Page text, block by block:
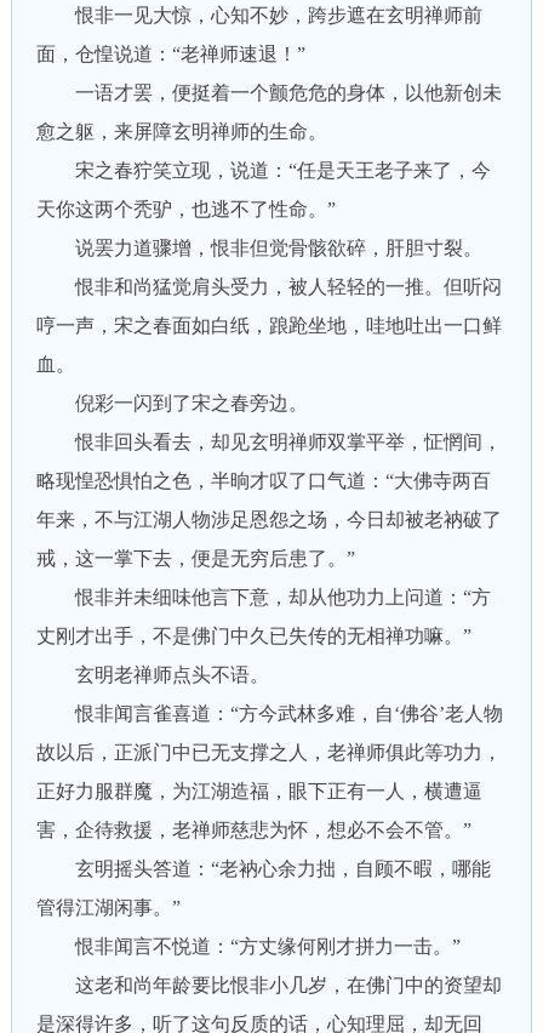
恨非一见大惊，心知不妙，跨步遮在玄明禅师前
面，仓惶说道：“老禅师速退！”
一语才罢，便挺着一个颤危危的身体，以他新创未
愈之躯，来屏障玄明禅师的生命。
宋之春狞笑立现，说道：“任是天王老子来了，今
天你这两个秃驴，也逃不了性命。”
说罢力道骤增，恨非但觉骨骸欲碎，肝胆寸裂。
恨非和尚猛觉肩头受力，被人轻轻的一推。但听闷
哼一声，宋之春面如白纸，踉跄坐地，哇地吐出一口鲜
血。
倪彩一闪到了宋之春旁边。
恨非回头看去，却见玄明禅师双掌平举，怔惘间，
略现惶恐惧怕之色，半晌才叹了口气道：“大佛寺两百
年来，不与江湖人物涉足恩怨之场，今日却被老衲破了
戒，这一掌下去，便是无穷后患了。”
恨非并未细味他言下意，却从他功力上问道：“方
丈刚才出手，不是佛门中久已失传的无相禅功嘛。”
玄明老禅师点头不语。
恨非闻言雀喜道：“方今武林多难，自‘佛谷’老人物
故以后，正派门中已无支撑之人，老禅师俱此等功力，
正好力服群魔，为江湖造福，眼下正有一人，横遭逼
害，企待救援，老禅师慈悲为怀，想必不会不管。”
玄明摇头答道：“老衲心余力拙，自顾不暇，哪能
管得江湖闲事。”
恨非闻言不悦道：“方丈缘何刚才拼力一击。”
这老和尚年龄要比恨非小几岁，在佛门中的资望却
是深得许多，听了这句反质的话，心知理屈，却无回